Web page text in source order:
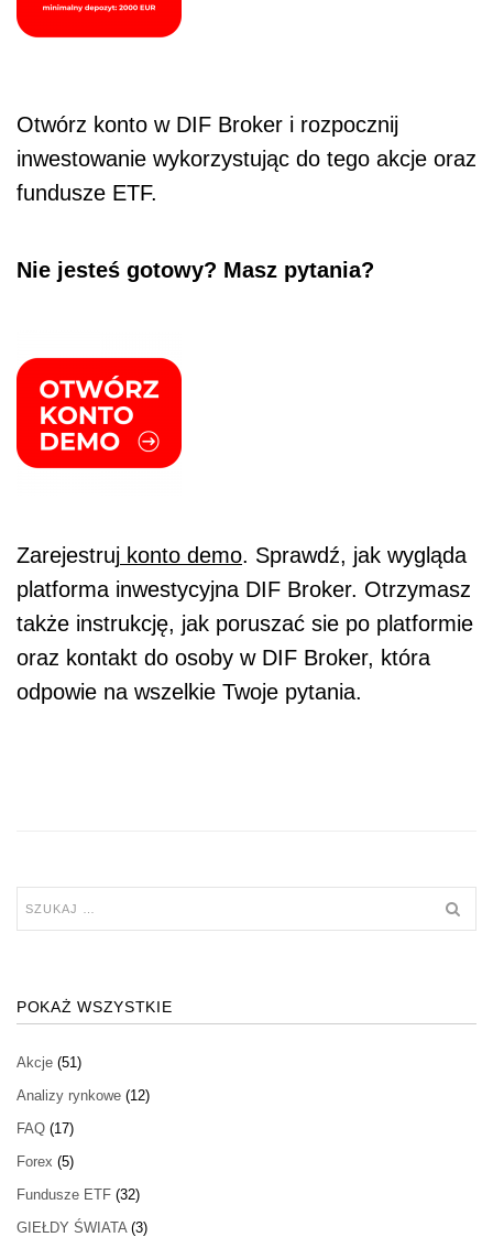
Otwórz konto w DIF Broker i rozpocznij
inwestowanie wykorzystując do tego akcje oraz
fundusze ETF.
Nie jesteś gotowy? Masz pytania?
Zarejestruj konto demo. Sprawdź, jak wygląda
platforma inwestycyjna DIF Broker. Otrzymasz
także instrukcję, jak poruszać sie po platformie
oraz kontakt do osoby w DIF Broker, która
odpowie na wszelkie Twoje pytania.
POKAŻ WSZYSTKIE
Akcje (51)
Analizy rynkowe (12)
FAQ (17)
Forex (5)
Fundusze ETF (32)
GIEŁDY ŚWIATA (3)